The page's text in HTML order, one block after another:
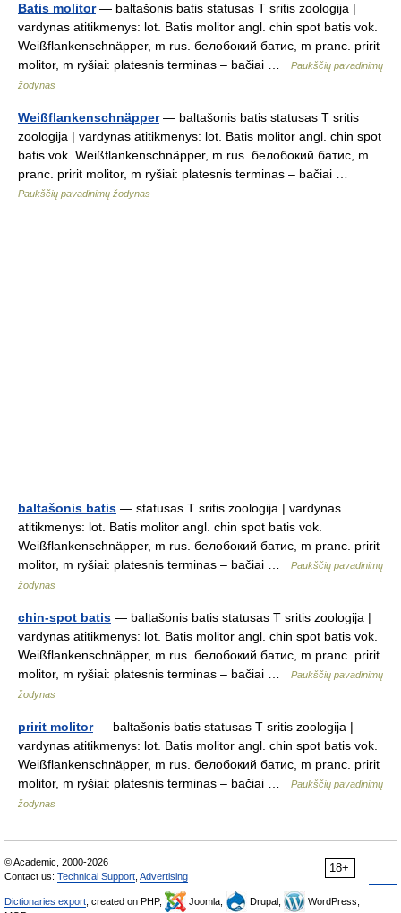
Batis molitor— baltašonis batis statusas T sritis zoologija |
vardynas atitikmenys: lot. Batis molitor angl. chin spot batis vok.
Weißflankenschnäpper, m rus. белобокий батис, m pranc. pririt
molitor, m ryšiai: platesnis terminas – bačiai …
Paukščių pavadinimų
žodynas
Weißflankenschnäpper— baltašonis batis statusas T sritis
zoologija | vardynas atitikmenys: lot. Batis molitor angl. chin spot
batis vok. Weißflankenschnäpper, m rus. белобокий батис, m
pranc. pririt molitor, m ryšiai: platesnis terminas – bačiai …
Paukščių pavadinimų žodynas
baltašonis batis — statusas T sritis zoologija | vardynas
atitikmenys: lot. Batis molitor angl. chin spot batis vok.
Weißflankenschnäpper, m rus. белобокий батис, m pranc. pririt
molitor, m ryšiai: platesnis terminas – bačiai …
Paukščių pavadinimų
žodynas
chin-spot batis — baltašonis batis statusas T sritis zoologija |
vardynas atitikmenys: lot. Batis molitor angl. chin spot batis vok.
Weißflankenschnäpper, m rus. белобокий батис, m pranc. pririt
molitor, m ryšiai: platesnis terminas – bačiai …
Paukščių pavadinimų
žodynas
pririt molitor— baltašonis batis statusas T sritis zoologija |
vardynas atitikmenys: lot. Batis molitor angl. chin spot batis vok.
Weißflankenschnäpper, m rus. белобокий батис, m pranc. pririt
molitor, m ryšiai: platesnis terminas – bačiai …
Paukščių pavadinimų
žodynas
18+
© Academic, 2000-2026
Contact us: Technical Support Advertising
Dictionaries export , created on PHP, Joomla, Drupal,
WordPress,